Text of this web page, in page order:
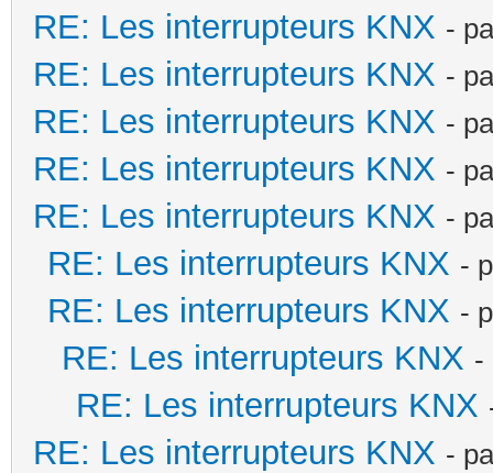
RE: Les interrupteurs KNX -
RE: Les interrupteurs KNX -
RE: Les interrupteurs KNX -
RE: Les interrupteurs KNX -
RE: Les interrupteurs KNX -
RE: Les interrupteurs KNX -
RE: Les interrupteurs KNX -
RE: Les interrupteurs KNX -
RE: Les interrupteurs KNX
RE: Les interrupteurs KNX -